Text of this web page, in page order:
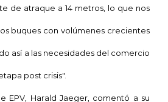
de atraque a14 metros , lo que nos
buques con volúmenes crecientes
así a las necesidades del comercio
post crisis".
EPV, Harald Jaeger, comentó a su